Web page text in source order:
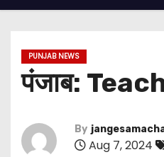
PUNJAB NEWS
पंजाब:
By
Aug 7, 2024